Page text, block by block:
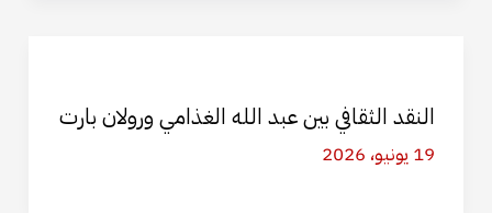
النقد الثقافي بين عبد الله الغذامي ورولان بارت
19 يونيو، 2026